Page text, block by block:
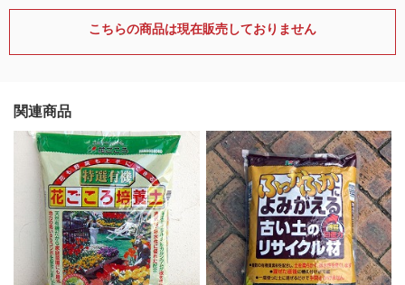
こちらの商品は現在販売しておりません
関連商品